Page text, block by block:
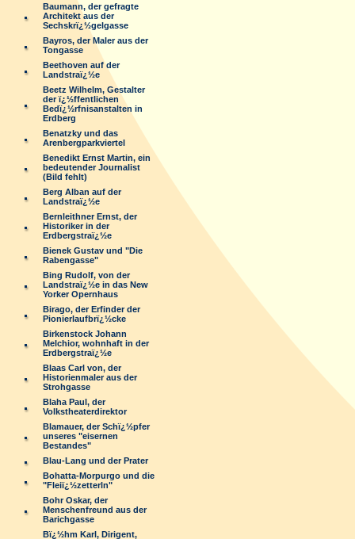
Baumann, der gefragte
Architekt aus der
Sechskrï¿½gelgasse
Bayros, der Maler aus der
Tongasse
Beethoven auf der
Landstraï¿½e
Beetz Wilhelm, Gestalter
der ï¿½ffentlichen
Bedï¿½rfnisanstalten in
Erdberg
Benatzky und das
Arenbergparkviertel
Benedikt Ernst Martin, ein
bedeutender Journalist
(Bild fehlt)
Berg Alban auf der
Landstraï¿½e
Bernleithner Ernst, der
Historiker in der
Erdbergstraï¿½e
Bienek Gustav und "Die
Rabengasse"
Bing Rudolf, von der
Landstraï¿½e in das New
Yorker Opernhaus
Birago, der Erfinder der
Pionierlaufbrï¿½cke
Birkenstock Johann
Melchior, wohnhaft in der
Erdbergstraï¿½e
Blaas Carl von, der
Historienmaler aus der
Strohgasse
Blaha Paul, der
Volkstheaterdirektor
Blamauer, der Schï¿½pfer
unseres "eisernen
Bestandes"
Blau-Lang und der Prater
Bohatta-Morpurgo und die
"Fleiï¿½zetterln"
Bohr Oskar, der
Menschenfreund aus der
Barichgasse
Bï¿½hm Karl, Dirigent,